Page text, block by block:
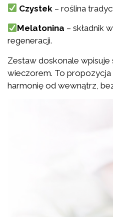
Czystek – roślina
Melatonina – składnik
regeneracji.
Zestaw doskonale wpisuje
wieczorem. To propozycja
harmonię od wewnątrz,